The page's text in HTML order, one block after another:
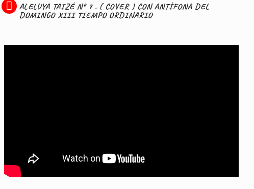
ALELUYA TAIZÉ Nº 7 . ( COVER ) CON ANTÍFONA DEL
DOMINGO XIII TIEMPO ORDINARIO